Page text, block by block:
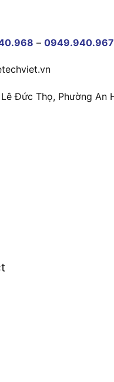
– 0949.940.967
Đức Thọ, Phường An